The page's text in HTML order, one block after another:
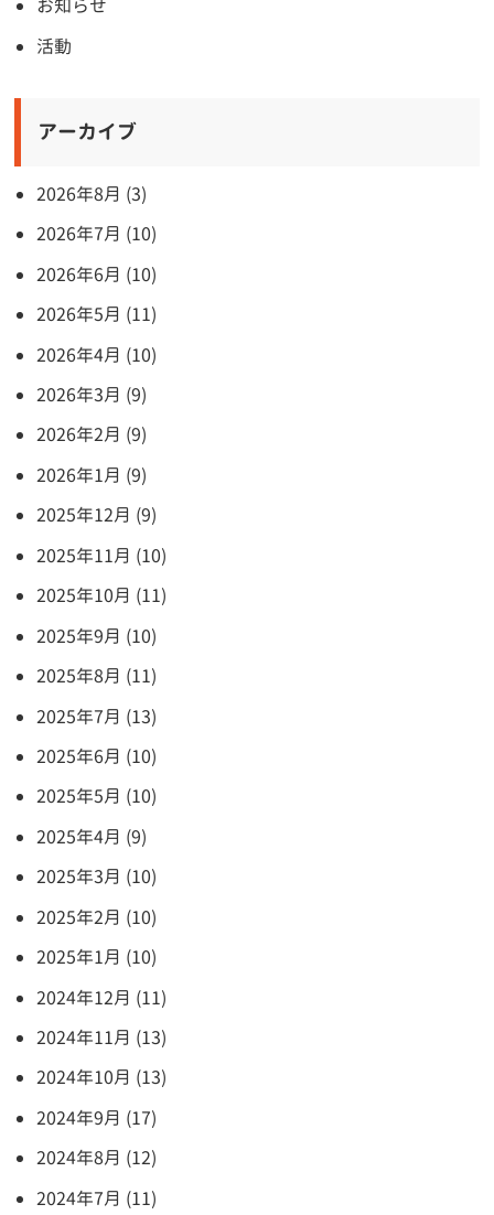
お知らせ
活動
アーカイブ
2026年8月 (3)
2026年7月 (10)
2026年6月 (10)
2026年5月 (11)
2026年4月 (10)
2026年3月 (9)
2026年2月 (9)
2026年1月 (9)
2025年12月 (9)
2025年11月 (10)
2025年10月 (11)
2025年9月 (10)
2025年8月 (11)
2025年7月 (13)
2025年6月 (10)
2025年5月 (10)
2025年4月 (9)
2025年3月 (10)
2025年2月 (10)
2025年1月 (10)
2024年12月 (11)
2024年11月 (13)
2024年10月 (13)
2024年9月 (17)
2024年8月 (12)
2024年7月 (11)